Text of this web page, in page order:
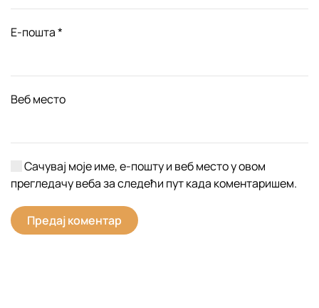
Е-пошта*
Веб место
Сачувај моје име, е-пошту и веб место у овом
прегледачу веба за следећи пут када коментаришем.
Предај коментар